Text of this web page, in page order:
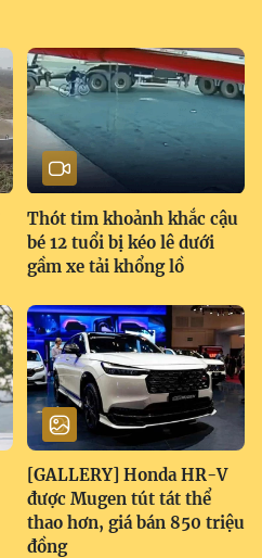
Thót tim khoảnh khắc cậu
bé 12 tuổi bị kéo lê dưới
gầm xe tải khổng lồ
[GALLERY] Honda HR-V
được Mugen tút tát thể
thao hơn, giá bán 850 triệu
đồng